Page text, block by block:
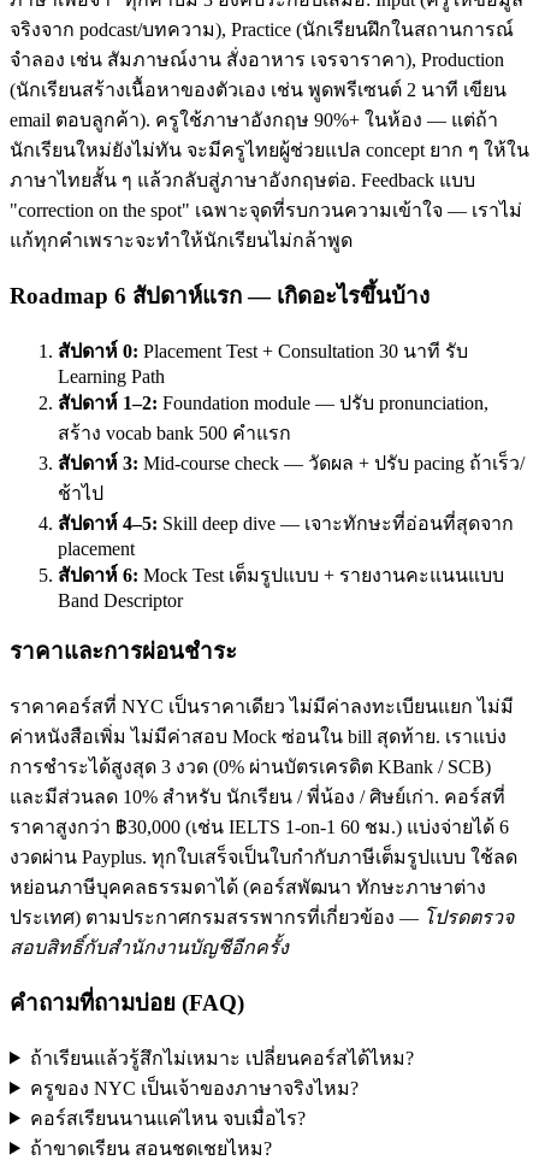
จริงจาก podcast/บทความ), Practice (นักเรียนฝึกในสถานการณ์
จำลอง เช่น สัมภาษณ์งาน สั่งอาหาร เจรจาราคา), Production
(นักเรียนสร้างเนื้อหาของตัวเอง เช่น พูดพรีเซนต์ 2 นาที เขียน
email ตอบลูกค้า). ครูใช้ภาษาอังกฤษ 90%+ ในห้อง — แต่ถ้า
นักเรียนใหม่ยังไม่ทัน จะมีครูไทยผู้ช่วยแปล concept ยาก ๆ ให้ใน
ภาษาไทยสั้น ๆ แล้วกลับสู่ภาษาอังกฤษต่อ. Feedback แบบ
"correction on the spot" เฉพาะจุดที่รบกวนความเข้าใจ — เราไม่
แก้ทุกคำเพราะจะทำให้นักเรียนไม่กล้าพูด
Roadmap 6 สัปดาห์แรก — เกิดอะไรขึ้นบ้าง
สัปดาห์ 0: Placement Test + Consultation 30 นาที รับ
Learning Path
สัปดาห์ 1–2: Foundation module — ปรับ pronunciation,
สร้าง vocab bank 500 คำแรก
สัปดาห์ 3: Mid-course check — วัดผล + ปรับ pacing ถ้าเร็ว/
ช้าไป
สัปดาห์ 4–5: Skill deep dive — เจาะทักษะที่อ่อนที่สุดจาก
placement
สัปดาห์ 6: Mock Test เต็มรูปแบบ + รายงานคะแนนแบบ
Band Descriptor
ราคาและการผ่อนชำระ
ราคาคอร์สที่ NYC เป็นราคาเดียว ไม่มีค่าลงทะเบียนแยก ไม่มี
ค่าหนังสือเพิ่ม ไม่มีค่าสอบ Mock ซ่อนใน bill สุดท้าย. เราแบ่ง
การชำระได้สูงสุด 3 งวด (0% ผ่านบัตรเครดิต KBank / SCB)
และมีส่วนลด 10% สำหรับ นักเรียน / พี่น้อง / ศิษย์เก่า. คอร์สที่
ราคาสูงกว่า ฿30,000 (เช่น IELTS 1-on-1 60 ชม.) แบ่งจ่ายได้ 6
งวดผ่าน Payplus. ทุกใบเสร็จเป็นใบกำกับภาษีเต็มรูปแบบ ใช้ลด
หย่อนภาษีบุคคลธรรมดาได้ (คอร์สพัฒนา ทักษะภาษาต่าง
ประเทศ) ตามประกาศกรมสรรพากรที่เกี่ยวข้อง — โปรดตรวจ
สอบสิทธิ์กับสำนักงานบัญชีอีกครั้ง
คำถามที่ถามบ่อย (FAQ)
ถ้าเรียนแล้วรู้สึกไม่เหมาะ เปลี่ยนคอร์สได้ไหม?
ครูของ NYC เป็นเจ้าของภาษาจริงไหม?
คอร์สเรียนนานแค่ไหน จบเมื่อไร?
ถ้าขาดเรียน สอนชดเชยไหม?